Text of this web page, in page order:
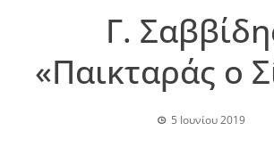
Γ.
«Παικταράς ο
5 Ιουνίου 2019